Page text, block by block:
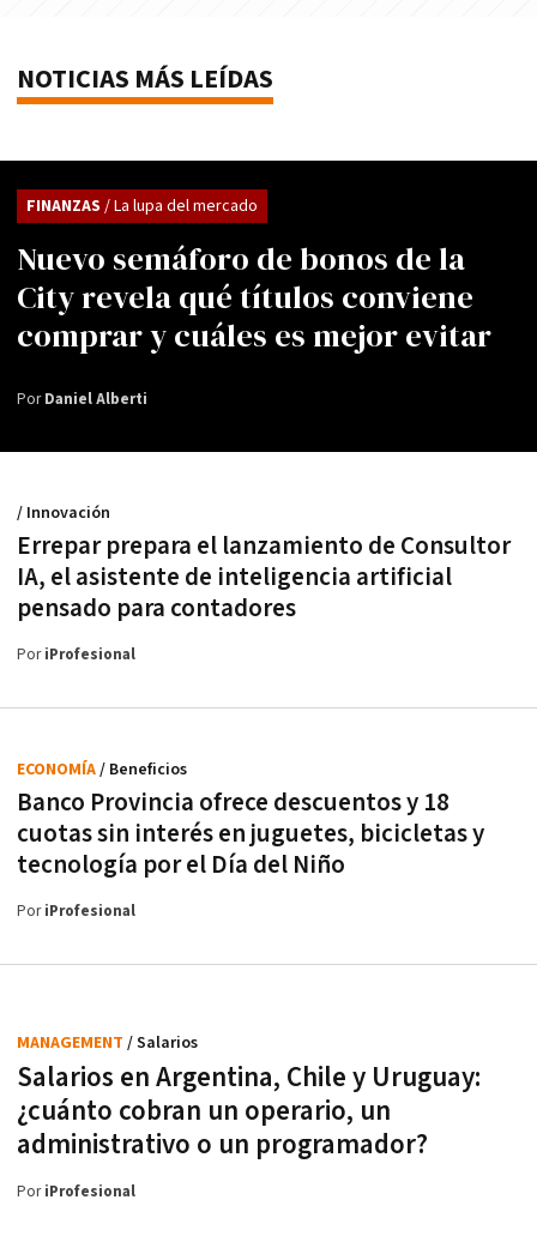
NOTICIAS MÁS LEÍDAS
Nuevo semáforo de bonos de la
City revela qué títulos conviene
comprar y cuáles es mejor evitar
FINANZAS / La lupa del mercado
PorDaniel Alberti
Errepar prepara el lanzamiento de Consultor
IA, el asistente de inteligencia artificial
pensado para contadores
/ Innovación
PoriProfesional
Banco Provincia ofrece descuentos y 18
cuotas sin interés en juguetes, bicicletas y
tecnología por el Día del Niño
ECONOMÍA/ Beneficios
PoriProfesional
Salarios en Argentina, Chile y Uruguay:
¿cuánto cobran un operario, un
administrativo o un programador?
MANAGEMENT / Salarios
PoriProfesional